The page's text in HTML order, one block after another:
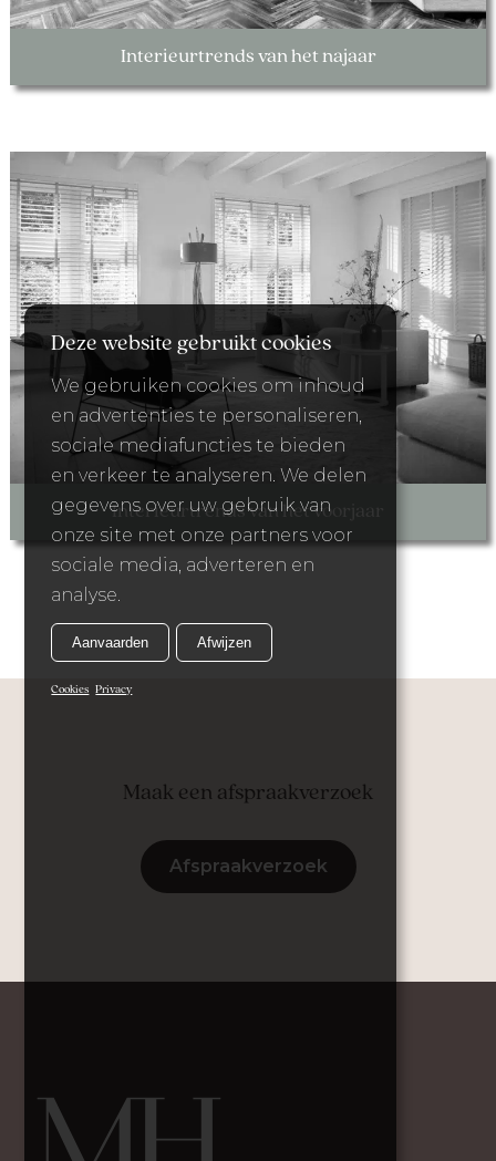
Interieurtrends van het najaar
Interieurtrends van het voorjaar
Maak een afspraakverzoek
Afspraakverzoek
Deze website gebruikt cookies
We gebruiken cookies om inhoud
en advertenties te personaliseren,
sociale mediafuncties te bieden
en verkeer te analyseren. We delen
gegevens over uw gebruik van
onze site met onze partners voor
sociale media, adverteren en
analyse.
Aanvaarden Afwijzen
Cookies Privacy